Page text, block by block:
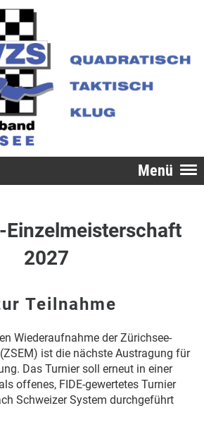
Menü
Einzelmeisterschaft
2027
Teilnahme
Wiederaufnahme der Zürichsee-
ist die nächste Austragung für
Das Turnier soll erneut in einer
offenes, FIDE-gewertetes Turnier
Schweizer System durchgeführt